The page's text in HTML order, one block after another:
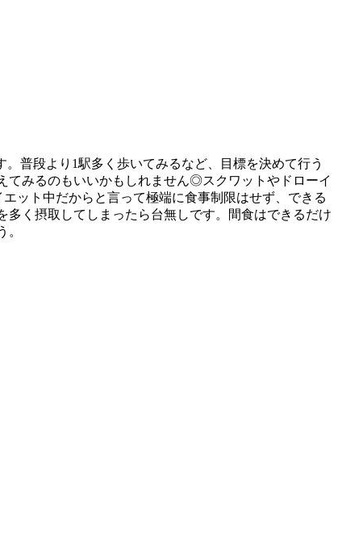
普段より1駅多く歩いてみるなど、目標を決めて行う
てみるのもいいかもしれません◎スクワットやドローイ
ット中だからと言って極端に食事制限はせず、できる
く摂取してしまったら台無しです。間食はできるだけ